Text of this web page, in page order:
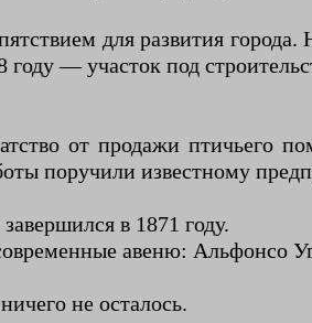
для развития
году — участок под
от продажи птичьего
поручили известному
в 1871 году.
авеню: Альфонсо
не осталось.